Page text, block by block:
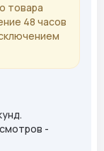
товара
48 часов
-